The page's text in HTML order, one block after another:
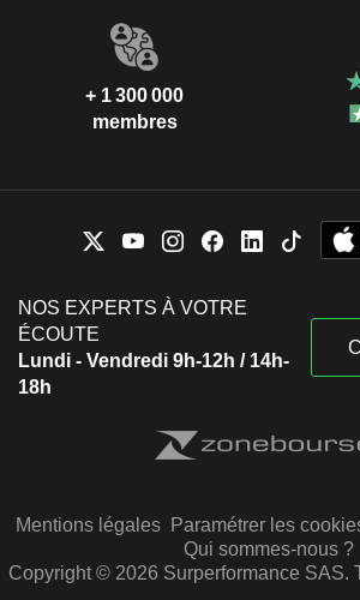
+ 1 300 000
membres
NOS EXPERTS À VOTRE
ÉCOUTE
Lundi - Vendredi 9h-12h / 14h-
18h
Mentions légales Paramétrer les
Qui sommes-nous ?
Copyright © 2026 Surperformance SAS.